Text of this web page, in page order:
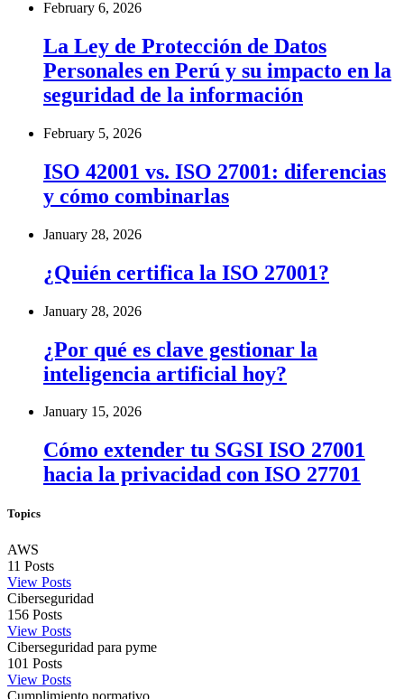
February 6, 2026
La Ley de Protección de Datos
Personales en Perú y su impacto en la
seguridad de la información
February 5, 2026
ISO 42001 vs. ISO 27001: diferencias
y cómo combinarlas
January 28, 2026
¿Quién certifica la ISO 27001?
January 28, 2026
¿Por qué es clave gestionar la
inteligencia artificial hoy?
January 15, 2026
Cómo extender tu SGSI ISO 27001
hacia la privacidad con ISO 27701
Topics
AWS
11 Posts
View Posts
Ciberseguridad
156 Posts
View Posts
Ciberseguridad para pyme
101 Posts
View Posts
Cumplimiento normativo